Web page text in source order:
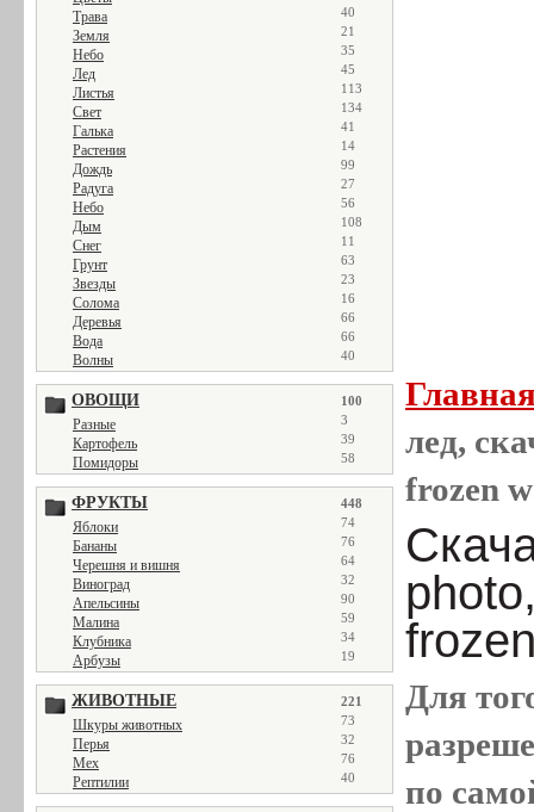
Трава 40
Земля 21
Небо 35
Лед 45
Листья 113
Свет 134
Галька 41
Растения 14
Дождь 99
Радуга 27
Небо 56
Дым 108
Снег 11
Грунт 63
Звезды 23
Солома 16
Деревья 66
Вода 66
Волны 40
ОВОЩИ 100
Разные 3
Картофель 39
Помидоры 58
ФРУКТЫ 448
Яблоки 74
Бананы 76
Черешня и вишня 64
Виноград 32
Апельсины 90
Малина 59
Клубника 34
Арбузы 19
ЖИВОТНЫЕ 221
Шкуры животных 73
Перья 32
Мех 76
Рептилии 40
лед,
frozen
Для
по